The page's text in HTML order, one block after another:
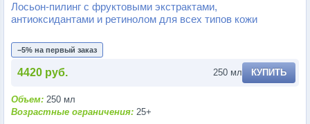
Лосьон-пилинг с фруктовыми экстрактами,
антиоксидантами и ретинолом для всех типов кожи
−5% на первый заказ
4420 руб. 250 мл КУПИТЬ
Объем: 250 мл
Возрастные ограничения: 25+